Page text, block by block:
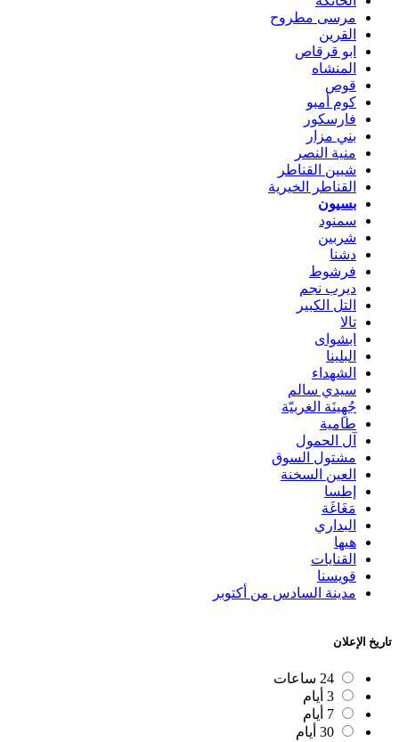
مرسى مطروح
القرين
ابو قرقاص
المنشاه
قوص
كوم أمبو
فارسكور
بني مزار
منية النصر
شبين القناطر
القناطر الخيرية
بسيون
سمنود
شربين
دشنا
فرشوط
ديرب نجم
التل الكبير
تالا
ابشواى
البلينا
الشهداء
سيدي سالم
جُهِينَة الغربيّة
طامية
آل الحمول
مشتول السوق
العين السخنة
إطسا
مَغَاغَة
البداري
هيها
القنايات
قويسنا
مدينة السادس من أكتوبر
تاريخ الإعلان
24 ساعات
3 أيام
7 أيام
30 أيام